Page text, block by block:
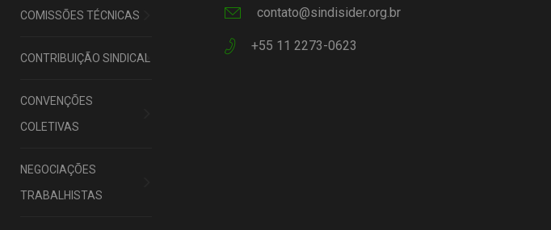
COMISSÕES TÉCNICAS
CONTRIBUIÇÃO SINDICAL
CONVENÇÕES
COLETIVAS
NEGOCIAÇÕES
TRABALHISTAS
contato@sindisider.org.br
+55 11 2273-0623